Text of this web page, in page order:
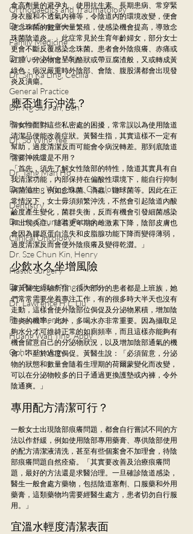
Orthopaedics and Traumatology
Dr. Lee Sung Yee
Family Medicine
Dr. Yuen Ming Wai
Dr. Sin Ka Ling, Cecilia
General Practice
Dr. Ng Siu Pan, Ben
Paediatrics
Dr. So Wing Yee
Psychiatry
Dr. Tang Man Ho
Dr. Wong Wing Kun, Charlotte
Dentistry
Dr. Ho Chun Kit, Patrick
Clinical Oncology
Dr. Sze Chun Kin, Henry
Plastic Surgery
Dr. Pang Suet Ying, Sherby
Dr. Lawrence H.L. Liu
Physical therapy
Huang Wan Ting, Abby
Ophthalmology
食高劑量的避孕丸、使用抗生素、長期患病、常穿緊
身衣服和不透氣內褲等，令陰道內的環境改變，便會
使念珠菌的數量大量繁殖，使感染機會提高，導致念
珠菌陰道炎。」此症常見於生育年齡婦女，部分女士
更會不斷反覆感染念珠菌。患者會外陰痕癢、赤痛或
紅腫，分泌物會呈乳酪狀或帶豆腐渣般，又或轉成黃
綠色；病況嚴重時外陰部、會陰、腹股溝都會出現發
炎及潰瘍。
應否進行沖洗？
當女性面對這些私密處的困擾，常常誤以為使用陰道
清潔品便能改善症狀。黃醫生指，其實這樣不一定有
幫助，過度清潔反而可能會令病況轉差。那到底陰道
需要沖洗還是不用？
「首先，須先了解女性陰部的特性，陰道其實具有自
我清潔功能，內部保持在偏酸性環境下，能自行抑制
病菌滋生，例如念珠菌、滴蟲、鏈球菌等。因此在正
常情況下，女士毋須頻繁沖洗，不然會引起陰道內酸
鹼度產生變化，菌群失衡，反而有機會引發細菌感染
和出現炎症。隨着更年期的雌激素下降，陰部皮膚也
會因為膠原蛋白流失和皮脂腺功能下降而變得薄弱，
過度清潔反而會使外陰痕癢及變得乾澀。」
少飲水久坐增風險
據黃醫生經驗所指，很大部分的患者都是上班族，她
們常常需要坐着專注工作，有的很多時大半天也沒有
走動，這樣會使外陰部位侷促及分泌物累積，增加陰
道炎的機率。此外，多喝水亦非常重要。因為攝取足
夠水分才可維持正常的如廁頻率，而且這樣亦能夠有
機會留意自己的分泌物狀況，以及增加陰部通氣的機
會，不至於過度侷促。黃醫生說：「必須留意，分泌
物的狀態和數量會隨着生理期的荷爾蒙變化而改變，
可以在分泌物較多的日子通過更換護墊或內褲，令外
陰通爽。」
專用配方清潔可行？
一般女士出現陰部痕癢問題，都會自行嘗試不同的方
法以作舒緩，例如使用陰部專用藥膏、專供陰部使用
的配方清潔液清洗，甚至有些個案會不加理會，待陰
部痕癢問題自然痊瘉。「其實要改善及治療痕癢問
題，最好的方法還是求醫治理。一旦確診陰道感染，
醫生一般會處方藥物，包括陰道塞劑、口服藥和外用
藥膏，這類藥物均需要經醫生處方，患者切勿自行服
用。」
宜溫水輕度清潔表面